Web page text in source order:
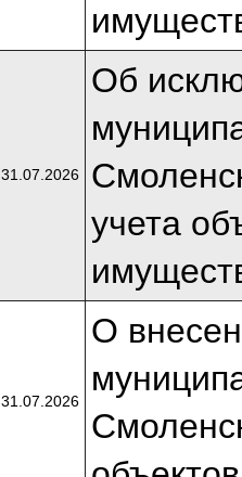
31.07.2026
Об
учета
31.07.2026
О